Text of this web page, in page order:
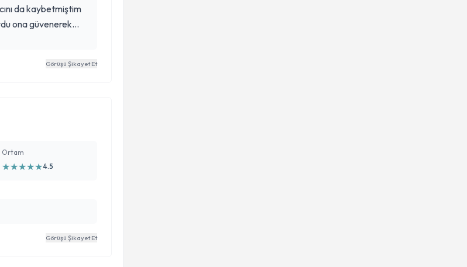
da kaybetmiştim
ona güvenerek
2 yıldır tanıdığım
Görüşü Şikayet Et
Ortam
★★★★★4.5
Görüşü Şikayet Et